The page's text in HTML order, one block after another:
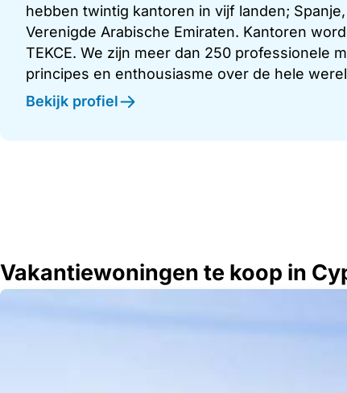
hebben twintig kantoren in vijf landen;
Verenigde Arabische Emiraten. Kantoren
TEKCE. We zijn meer dan 250 professionele
principes en enthousiasme over de hele
Bekijk profiel
Vakantiewoningen te koop in